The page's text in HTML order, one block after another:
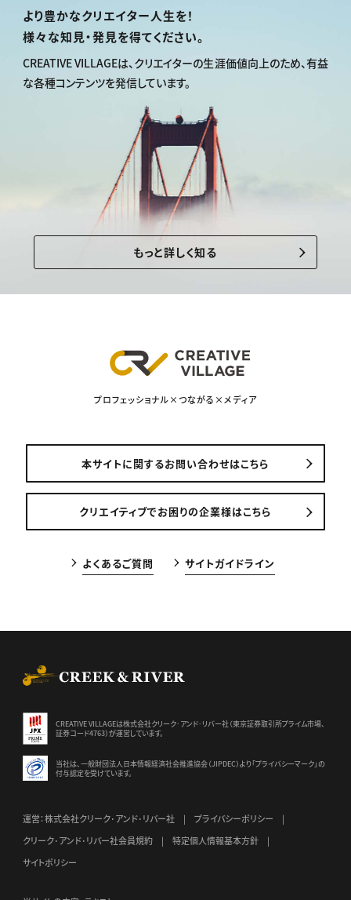
より豊かなクリエイター人生を！
様々な知見・発見を得てください。
CREATIVE VILLAGEは、 クリエイターの生涯価値向上のため、有益
な各種コンテンツを発信しています。
もっと詳しく知る
プロフェッショナル×つながる×メディア
本サイトに関するお問い合わせはこちら
クリエイティブでお困りの企業様はこちら
よくあるご質問 サイトガイドライン
CREATIVE VILLAGEは株式会社クリーク･アンド･リバー社（東京証券取引所プライム市場、
証券コード4763）が運営しています。
当社は、一般財団法人日本情報経済社会推進協会（JIPDEC）より 「プライバシーマーク」の
付与認定を受けています。
運営：株式会社クリーク･アンド･リバー社
プライバシーポリシー
クリーク･アンド･リバー社会員規約
特定個人情報基本方針
サイトポリシー